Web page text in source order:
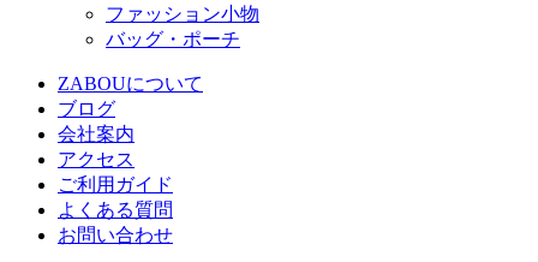
ファッション小物
バッグ・ポーチ
ZABOUについて
ブログ
会社案内
アクセス
ご利用ガイド
よくある質問
お問い合わせ